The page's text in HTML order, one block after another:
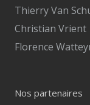
Thierry Van
Christian Vrient
Florence
Nos partenaires